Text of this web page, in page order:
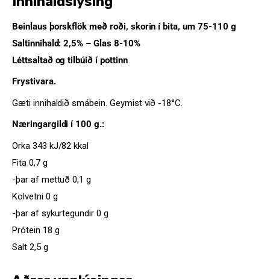
Beinlaus þorskflök með roði, skorin í bita, um 75-110 g
Saltinnihald: 2,5% – Glas 8-10%
Léttsaltað og tilbúið í pottinn
Frystivara.
Gæti innihaldið smábein. Geymist við -18°C.
Næringargildi í 100 g.:
Orka 343 kJ/82 kkal
Fita 0,7 g
-þar af mettuð 0,1 g
Kolvetni 0 g
-þar af sykurtegundir 0 g
Prótein 18 g
Salt 2,5 g